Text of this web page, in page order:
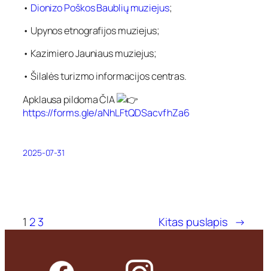
• Dionizo Poškos Baublių muziejus;
• Upynos etnografijos muziejus;
• Kazimiero Jauniaus muziejus;
• Šilalės turizmo informacijos centras.
Apklausa pildoma ČIA
https://forms.gle/aNhLFtQDSacvfhZa6
2025-07-31
1 2 3 Kitas puslapis →